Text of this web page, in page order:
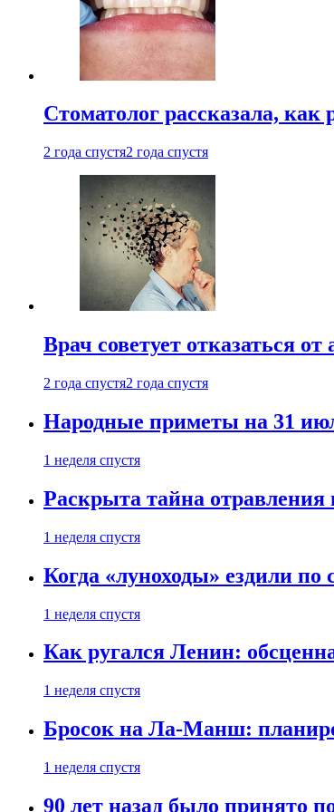
Стоматолог рассказала,
2 года спустя2 года спустя
Врач советует отказаться
2 года спустя2 года спустя
Народные приметы на 31
1 неделя спустя
Раскрыта тайна
1 неделя спустя
Когда «луноходы» ездили по
1 неделя спустя
Как ругался Ленин:
1 неделя спустя
Бросок на Ла-Манш:
1 неделя спустя
90 лет назад было принято